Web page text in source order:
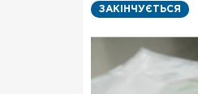
ЗАКІНЧУЄТЬСЯ